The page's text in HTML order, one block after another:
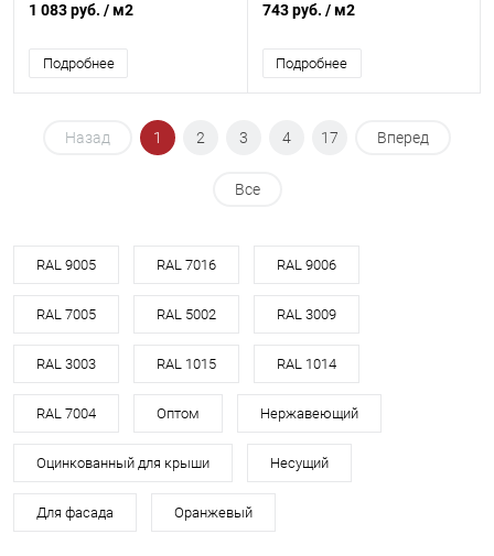
1 083 руб. / м2
Подробнее
743 руб. / м2
Подробнее
Назад 1 2 3 4 17 Вперед
Все
RAL 9005 RAL 7016 RAL 9006
RAL 7005 RAL 5002 RAL 3009
RAL 3003 RAL 1015 RAL 1014
RAL 7004 Оптом Нержавеющий
Оцинкованный для крыши Несущий
Для фасада Оранжевый